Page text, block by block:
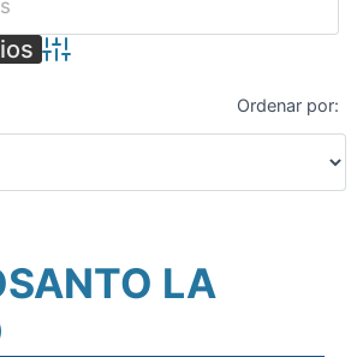
Búsqueda avanzada
Ordenar por:
LA